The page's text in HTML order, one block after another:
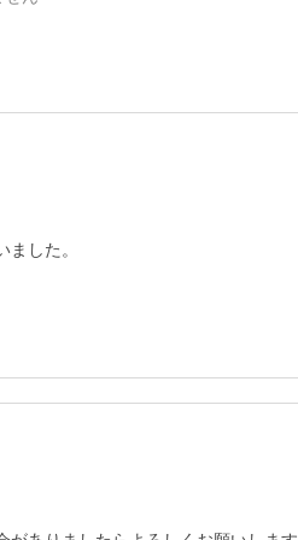
した。